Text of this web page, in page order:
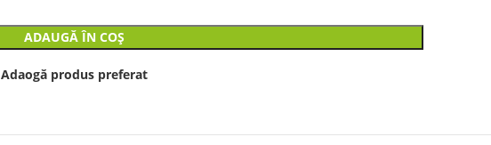
ADAUGĂ ÎN COȘ
Adaogă produs preferat